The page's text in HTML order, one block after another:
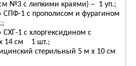
№3 с липкими краями) – 1 уп.;
СПФ-1 с прополисом и фурагином
СХГ-1 с хлоргексидином с
14 см 1 шт.;
стерильный 5 м х 10 см